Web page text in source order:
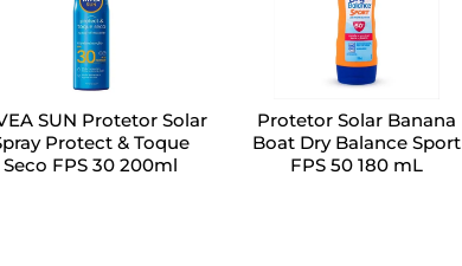
SUN Protetor Solar
Protect & Toque
Seco FPS 30 200ml
Protetor Solar Banana
Boat Dry Balance Sport
FPS 50 180 mL